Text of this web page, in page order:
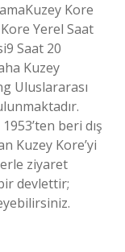
Kore
Yerel Saat
Saat 20
Kuzey
Uluslararası
beri dış
Kuzey Kore’yi
ziyaret
devlettir;